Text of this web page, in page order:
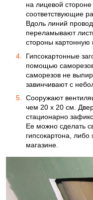
на лицевой
соответствующие
Вдоль линий
переламывают
стороны картонную
Гипсокартонные
помощью
саморезов не
завинчивают с
Сооружают
чем 20 х 20 см.
стационарно
Ее можно сделать
гипсокартона,
магазине.